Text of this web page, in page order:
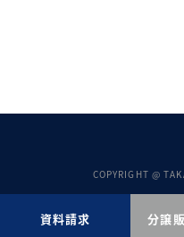
資料請求 分譲
COPYRIGHT @